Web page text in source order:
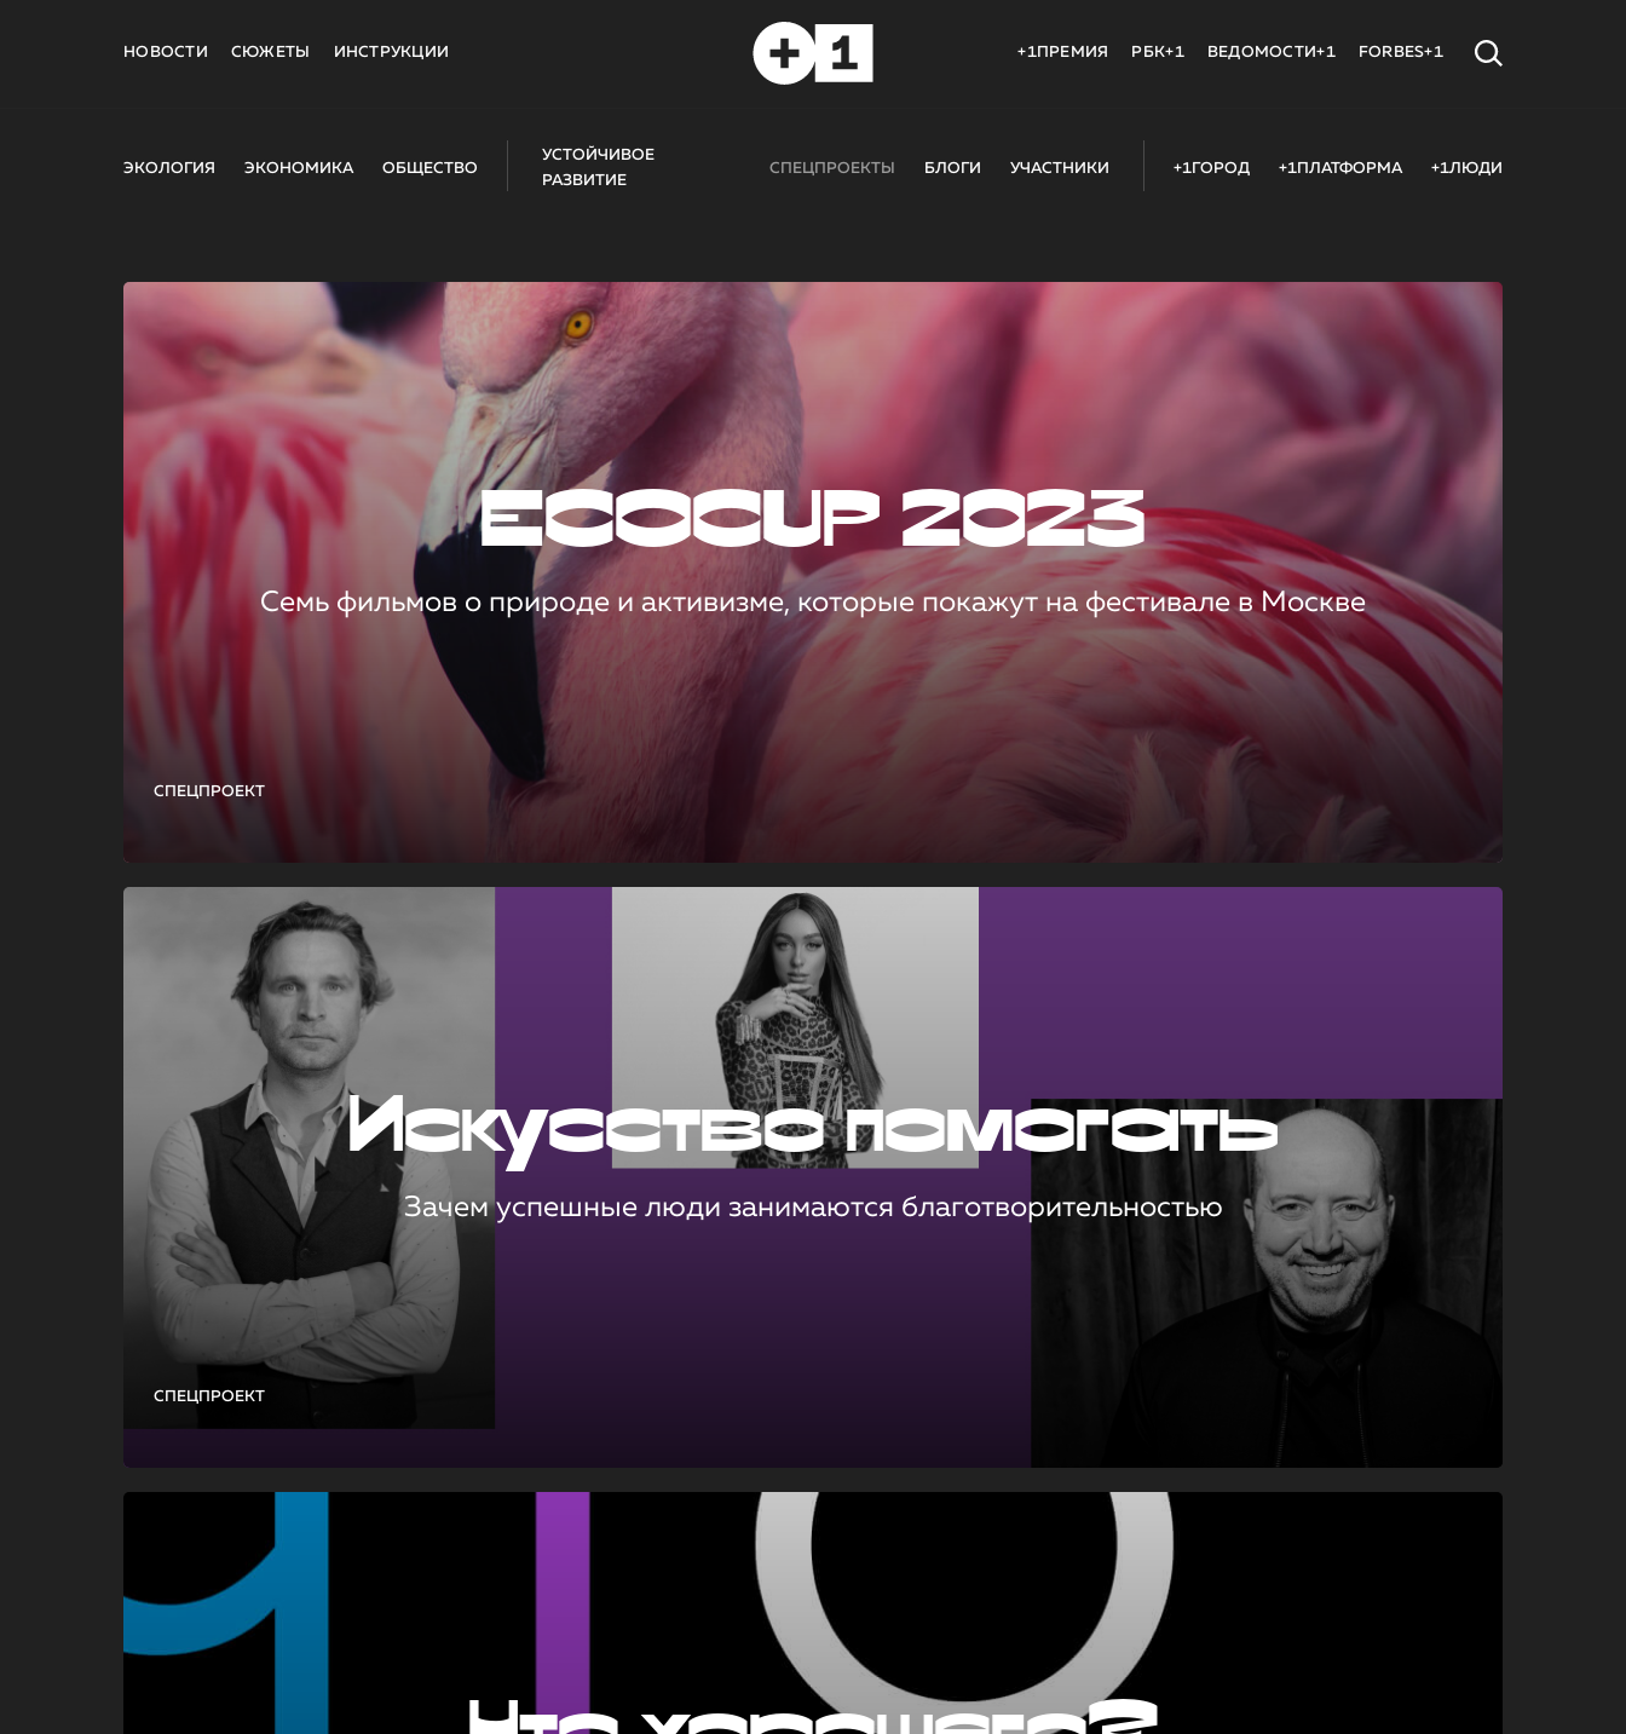
НОВОСТИ СЮЖЕТЫ ИНСТРУКЦИИ +1ПРЕМИЯ РБК+1 ВЕДОМОСТИ+1 FORBES+1
ЭКОЛОГИЯ ЭКОНОМИКА ОБЩЕСТВО
УСТОЙЧИВОЕ
РАЗВИТИЕ
СПЕЦПРОЕКТЫ БЛОГИ УЧАСТНИКИ +1ГОРОД +1ПЛАТФОРМА +1ЛЮДИ
СПЕЦПРОЕКТ
ECOCUP 2023
Семь фильмов о природе и активизме, которые покажут на фестивале в Москве
СПЕЦПРОЕКТ
Искусство помогать
Зачем успешные люди занимаются благотворительностью